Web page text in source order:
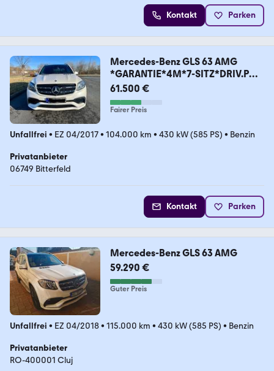
Kontakt Parken
Mercedes-Benz GLS 63 AMG
*GARANTIE*4M*7-SITZ*DRIV.P
*PANO*SOUN
61.500 €
Fairer Preis
Unfallfrei • EZ 04/2017• 104.000 km • 430 kW (585 PS) • Benzin
Privatanbieter
06749 Bitterfeld
Kontakt Parken
Mercedes-Benz GLS 63 AMG
59.290 €
Guter Preis
Unfallfrei • EZ 04/2018• 115.000 km • 430 kW (585 PS) • Benzin
Privatanbieter
RO-400001 Cluj